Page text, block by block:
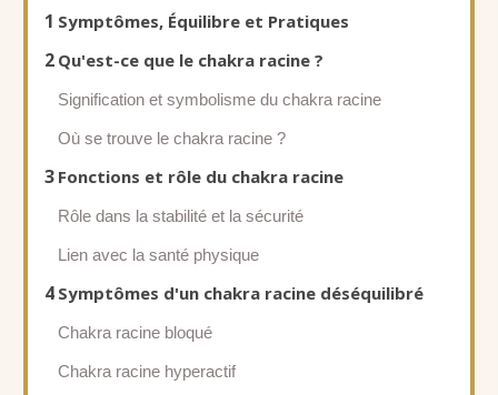
1 Symptômes, Équilibre et Pratiques
2 Qu'est-ce que le chakra racine ?
Signification et symbolisme du chakra racine
Où se trouve le chakra racine ?
3 Fonctions et rôle du chakra racine
Rôle dans la stabilité et la sécurité
Lien avec la santé physique
4 Symptômes d'un chakra racine déséquilibré
Chakra racine bloqué
Chakra racine hyperactif